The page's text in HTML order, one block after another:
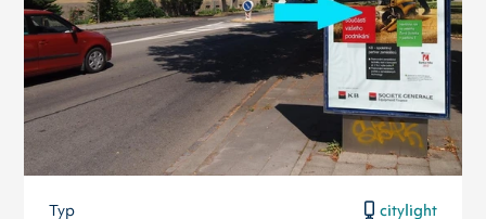
Typ citylight